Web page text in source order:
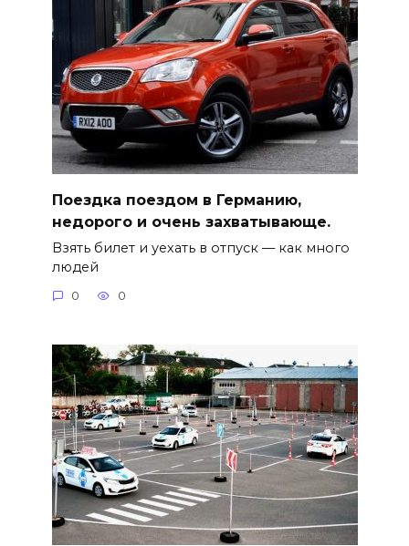
Поездка поездом в Германию,
недорого и очень захватывающе.
Взять билет и уехать в отпуск — как много
людей
0 0